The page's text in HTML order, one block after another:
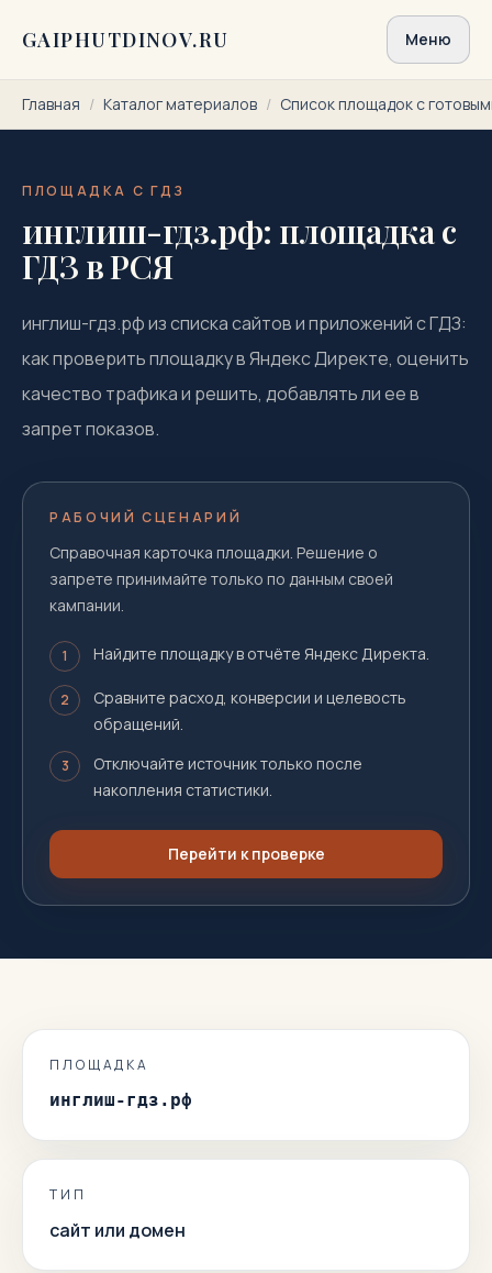
GAIPHUTDINOV.RU Меню
Главная / Каталог материалов / Список площадок с
ПЛОЩАДКА С ГДЗ
инглиш-гдз.рф: площадка с
ГДЗ в РСЯ
инглиш-гдз.рф из списка сайтов и приложений с ГДЗ:
как проверить площадку в Яндекс Директе, оценить
качество трафика и решить, добавлять ли ее в
запрет показов.
РАБОЧИЙ СЦЕНАРИЙ
Справочная карточка площадки. Решение о
запрете принимайте только по данным своей
кампании.
1 Найдите площадку в отчёте Яндекс Директа.
2
Сравните расход, конверсии и целевость
обращений.
3
Отключайте источник только после
накопления статистики.
Перейти к проверке
ПЛОЩАДКА
инглиш-гдз.рф
ТИП
сайт или домен